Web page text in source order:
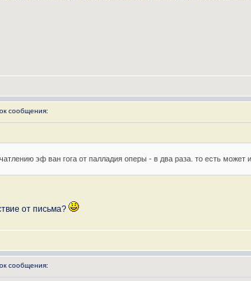
сообщения:
эф ван гога от палладия оперы - в два раза. то есть
от письма?
сообщения: